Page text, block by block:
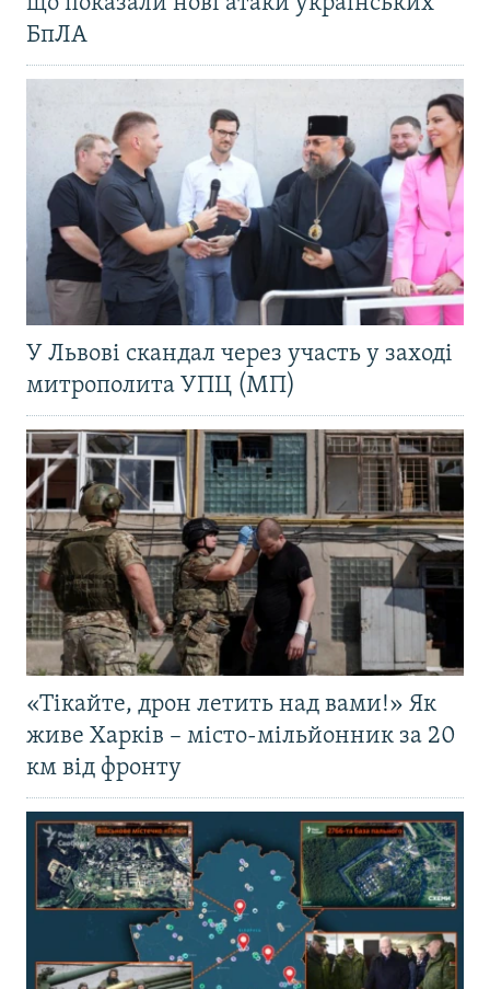
БпЛА
У Львові скандал через участь у заході
митрополита УПЦ (МП)
«Тікайте, дрон летить над вами!» Як
живе Харків – місто-мільйонник за 20
км від фронту